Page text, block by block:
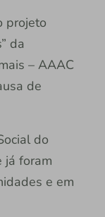
projeto
da
– AAAC
de
do
já foram
e em